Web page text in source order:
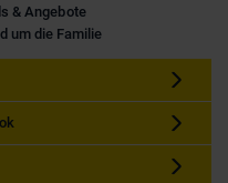
& Angebote
um die Familie